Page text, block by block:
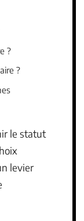
?
?
le statut
levier